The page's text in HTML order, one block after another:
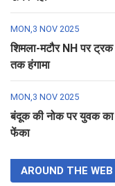
MON,3 NOV 2025
शिमला-मटौर NH पर ट्रक
तक हंगामा
MON,3 NOV 2025
बंदूक की नोक पर युवक का
फेंका
AROUND THE WEB